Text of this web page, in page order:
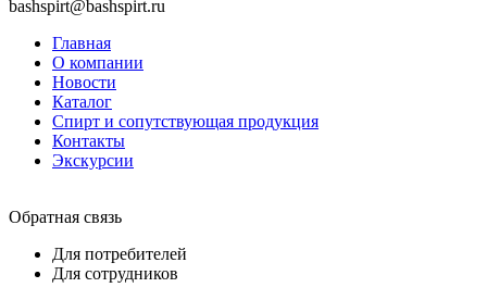
bashspirt@bashspirt.ru
Главная
О компании
Новости
Каталог
Спирт и сопутствующая продукция
Контакты
Экскурсии
Обратная связь
Для потребителей
Для сотрудников